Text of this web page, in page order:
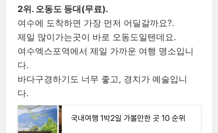
2위. 오동도 등대(무료).
여수에 도착하면 가장 먼저 어딜갈까요?.
제일 많이가는곳이 바로 오동도일텐데요.
여수엑스포역에서 제일 가까운 여행 명소입니
다.
바다구경하기도 너무 좋고, 경치가 예술입니
다.
국내여행 1박2일 가볼만한 곳 10 순위